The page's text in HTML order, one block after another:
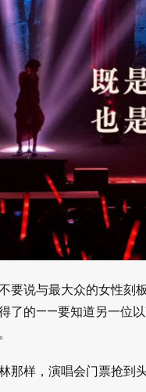
要说与最大众的女性刻
了的——要知道另一位
样，演唱会门票抢到